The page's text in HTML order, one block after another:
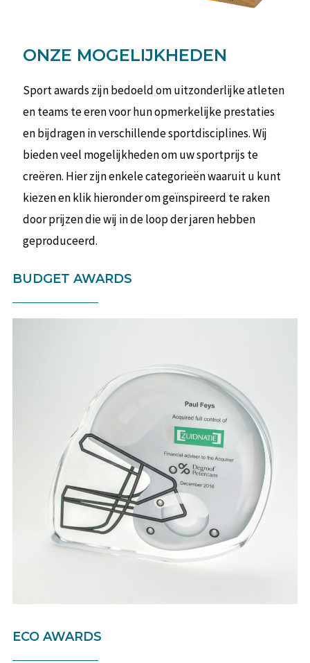
ONZE MOGELIJKHEDEN
Sport awards zijn bedoeld om uitzonderlijke atleten
en teams te eren voor hun opmerkelijke prestaties
en bijdragen in verschillende sportdisciplines. Wij
bieden veel mogelijkheden om uw sportprijs te
creëren. Hier zijn enkele categorieën waaruit u kunt
kiezen en klik hieronder om geïnspireerd te raken
door prijzen die wij in de loop der jaren hebben
geproduceerd.
BUDGET AWARDS
ECO AWARDS